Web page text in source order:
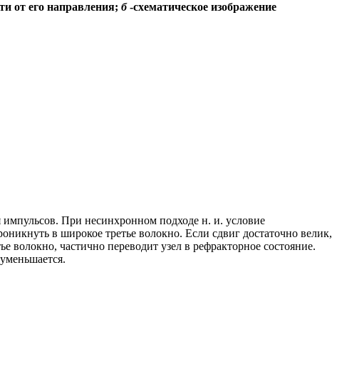
от его направления; б-схематическое изображение
При несинхронном подходе н. и. условие
в широкое третье волокно. Если сдвиг достаточно велик,
частично переводит узел в рефракторное состояние.